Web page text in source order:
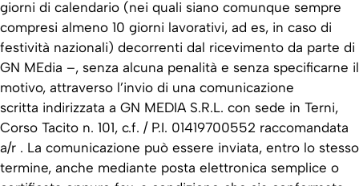
giorni di calendario (nei quali siano comunque sempre
compresi almeno 10 giorni lavorativi, ad es, in caso di
festività nazionali) decorrenti dal ricevimento da parte di
GN MEdia –, senza alcuna penalità e senza specificarne il
motivo, attraverso l’invio di una comunicazione
scritta indirizzata a GN MEDIA S.R.L. con sede in Terni,
Corso Tacito n. 101, c.f. / P.I. 01419700552 raccomandata
a/r . La comunicazione può essere inviata, entro lo stesso
termine, anche mediante posta elettronica semplice o